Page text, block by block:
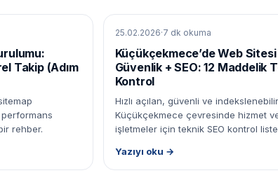
Takip (Adım
rehber.
25.02.2026·7 dk okuma
Küçükçekmece’de Web Sitesi
Güvenlik + SEO: 12 Maddelik
Kontrol
Hızlı açılan, güvenli ve
Küçükçekmece çevresinde hizmet
işletmeler için teknik SEO kontrol
Yazıyı oku →